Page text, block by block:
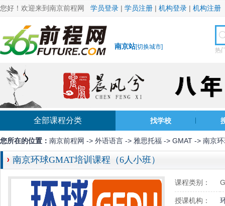
您好！欢迎来到南京前程网 学员登录 | 学员注册 | 机构登录 | 机构注册
南京站[切换城市] 热
全部课程分类 找学校
您所在的位置： 南京前程网 -> 外语语言 -> 雅思托福 -> GMAT -> 南京
南京环球GMAT培训课程（6人小班）
课程类别：
授课机构：